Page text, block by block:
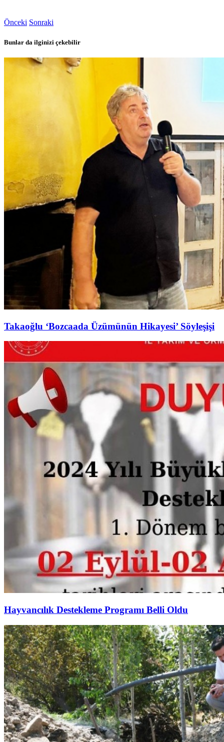
Önceki Sonraki
Bunlar da ilginizi çekebilir
Takaoğlu ‘Bozcaada Üzümünün Hikayesi’ Söyleşişi
Hayvancılık Destekleme Programı Belli Oldu